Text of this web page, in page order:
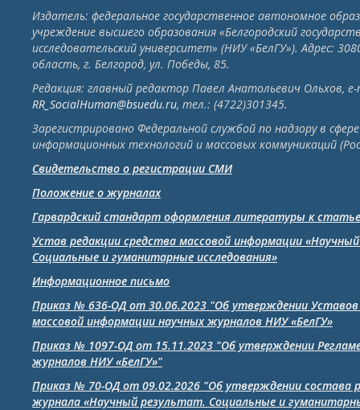
Издатель: федеральное государственное автономное
учреждение высшего образования «Белгородский
исследовательский университет» (НИУ «БелГУ»). Адрес:
область, г. Белгород, ул. Победы, 85.
Редакция: главный редактор Павел Анатольевич Ольхов,
RR_SocialHuman@bsuedu.ru, тел.: (4722)301345.
Зарегистрировано Федеральной службой по надзору в сфере
информационных технологий и массовых коммуникаций
Свидетельство о регистрации СМИ
Положение о журналах
Гарвардский стандарт оформления литературы к статье
Устав редакции средства массовой информации
Социальные и гуманитарные исследования»
Информационное письмо
Приказ № 636-ОД от 30.06.2023 "Об утверждении Уставов
массовой информации научных журналов НИУ «БелГУ»
Приказ № 1097-ОД от 15.11.2023 "Об утверждении
журналов НИУ «БелГУ»"
Приказ № 70-ОД от 09.02.2026 "Об утверждении состава
журнала «Научный результат. Социальные и